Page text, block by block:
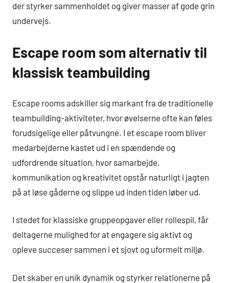
der styrker sammenholdet og giver masser af gode grin
undervejs.
Escape room som alternativ til
klassisk teambuilding
Escape rooms adskiller sig markant fra de traditionelle
teambuilding-aktiviteter, hvor øvelserne ofte kan føles
forudsigelige eller påtvungne. I et escape room bliver
medarbejderne kastet ud i en spændende og
udfordrende situation, hvor samarbejde,
kommunikation og kreativitet opstår naturligt i jagten
på at løse gåderne og slippe ud inden tiden løber ud.
I stedet for klassiske gruppeopgaver eller rollespil, får
deltagerne mulighed for at engagere sig aktivt og
opleve succeser sammen i et sjovt og uformelt miljø.
Det skaber en unik dynamik og styrker relationerne på